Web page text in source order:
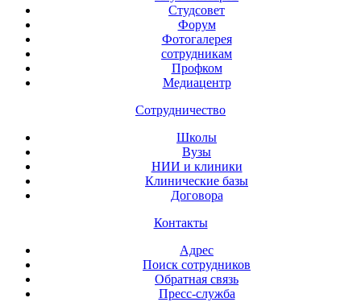
Студсовет
Форум
Фотогалерея
сотрудникам
Профком
Медиацентр
Сотрудничество
Школы
Вузы
НИИ и клиники
Клинические базы
Договора
Контакты
Адрес
Поиск сотрудников
Обратная связь
Пресс-служба